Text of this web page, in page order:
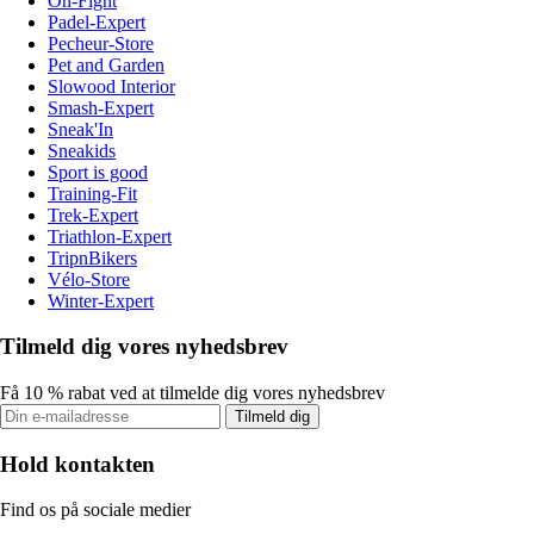
Padel-Expert
Pecheur-Store
Pet and Garden
Slowood Interior
Smash-Expert
Sneak'In
Sneakids
Sport is good
Training-Fit
Trek-Expert
Triathlon-Expert
TripnBikers
Vélo-Store
Winter-Expert
Tilmeld dig vores nyhedsbrev
Få 10 % rabat ved at tilmelde dig vores nyhedsbrev
Tilmeld dig
Hold kontakten
Find os på sociale medier